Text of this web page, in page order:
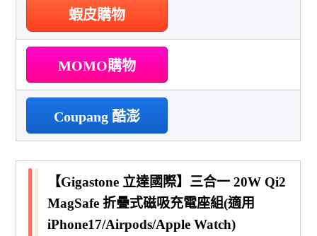
蝦皮購物
MOMO購物
Coupang 酷澎
【Gigastone 立達國際】三合一 20W Qi2
MagSafe 折疊式磁吸充電座組(適用
iPhone17/Airpods/Apple Watch)